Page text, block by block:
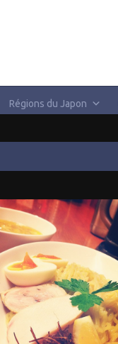
Régions du Japon